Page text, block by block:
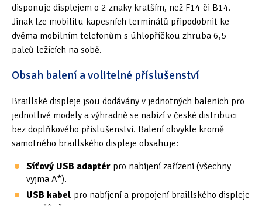
disponuje displejem o 2 znaky kratším, než F14 či B14.
Jinak lze mobilitu kapesních terminálů připodobnit ke
dvěma mobilním telefonům s úhlopříčkou zhruba 6,5
palců ležících na sobě.
Obsah balení a volitelné příslušenství
Braillské displeje jsou dodávány v jednotných baleních pro
jednotlivé modely a výhradně se nabízí v české distribuci
bez doplňkového příslušenství. Balení obvykle kromě
samotného braillského displeje obsahuje:
Síťový USB adaptér pro nabíjení zařízení (všechny
vyjma A*).
USB kabel pro nabíjení a propojení braillského displeje